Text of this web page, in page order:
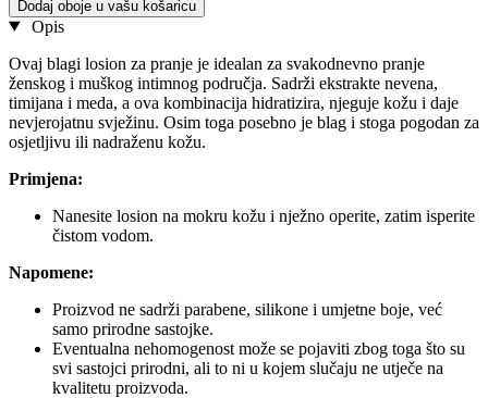
Dodaj oboje u vašu košaricu
Opis
Ovaj blagi losion za pranje je idealan za svakodnevno pranje
ženskog i muškog intimnog područja. Sadrži ekstrakte nevena,
timijana i meda, a ova kombinacija hidratizira, njeguje kožu i daje
nevjerojatnu svježinu. Osim toga posebno je blag i stoga pogodan za
osjetljivu ili nadraženu kožu.
Primjena:
Nanesite losion na mokru kožu i nježno operite, zatim isperite
čistom vodom.
Napomene:
Proizvod ne sadrži parabene, silikone i umjetne boje, već
samo prirodne sastojke.
Eventualna nehomogenost može se pojaviti zbog toga što su
svi sastojci prirodni, ali to ni u kojem slučaju ne utječe na
kvalitetu proizvoda.